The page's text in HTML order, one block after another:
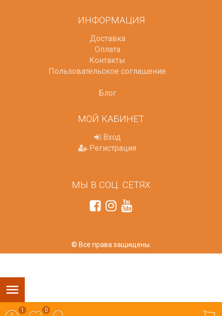
ИНФОРМАЦИЯ
Доставка
Оплата
Контакты
Пользовательское соглашение
Блог
МОЙ КАБИНЕТ
Вход
Регистрация
МЫ В СОЦ. СЕТЯХ
© Все права защищены.
1 0